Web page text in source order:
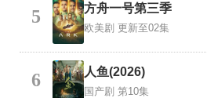
5 方舟一号第三季
欧美剧 更新至02集
6 人鱼(2026)
国产剧 第10集